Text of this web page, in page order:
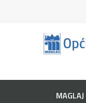
MAGLAJ